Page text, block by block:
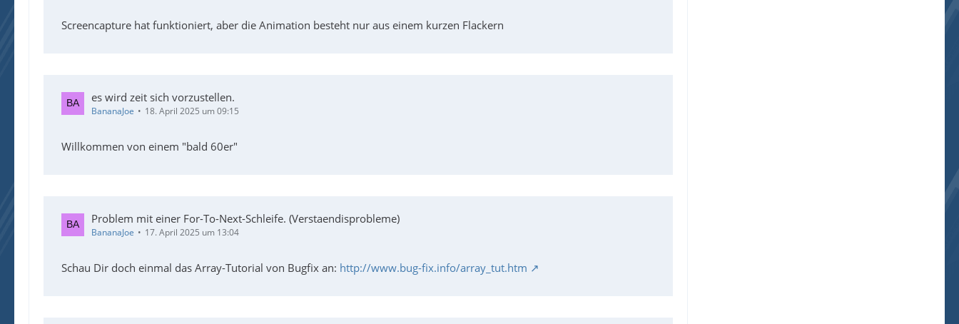
Screencapture hat funktioniert, aber die Animation besteht nur aus einem kurzen Flackern
es wird zeit sich vorzustellen.
BananaJoe 18. April 2025 um 09:15
Willkommen von einem "bald 60er"
Problem mit einer For-To-Next-Schleife. (Verstaendisprobleme)
BananaJoe 17. April 2025 um 13:04
Schau Dir doch einmal das Array-Tutorial von Bugfix an: http://www.bug-fix.info/array_tut.htm